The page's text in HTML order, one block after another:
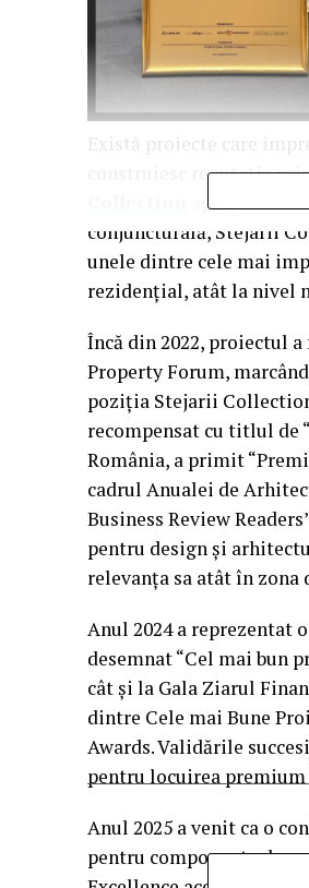
Există proiecte care
construiesc reputația
aparține,
conjuncturală, Stejarii
unele dintre cele mai
rezidențial, atât la nivel
Încă din 2022, proiectul
Property Forum,
poziția Stejarii
recompensat cu titlul de
România, a primit
cadrul Anualei de
Business Review
pentru design și
relevanța sa atât în zona
Anul 2024 a reprezentat
desemnat “Cel mai bun
cât și la Gala Ziarul
dintre Cele mai Bune
Awards. Validările
pentru locuirea premium
Anul 2025 a venit ca o
pentru componenta de